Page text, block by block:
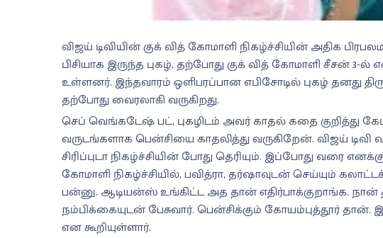
விஜய் டிவியின் குக் வித் கோமாளி நிகழ்ச்சியின் அதிக
பிசியாக இருந்த புகழ், தற்போது குக் வித் கோமாளி சீசன் 3-
உள்ளனர். இந்தவாரம் ஒளிபரப்பான எபிசோடில் புகழ் தனது
தற்போது வைரலாகி வருகிறது.
செப் வெங்கடேஷ் பட், புகழிடம் அவர் காதல் கதை குறித்து
வருடங்களாக பென்சியை காதலித்து வருகிறேன். விஜய்
சிரிப்புடா நிகழ்ச்சியின் போது தெரியும். இப்போது வரை
கோமாளி நிகழ்ச்சியில், பவித்ரா, தர்ஷாவுடன் செய்யும்
பன்னு. ஆடியன்ஸ் உங்கிட்ட அத தான் எதிர்பாக்குறாங்க.
நம்பிக்கையுடன் பேசுவார். பென்சிக்கும் கோயம்புத்தூர்
என கூறியுள்ளார்.